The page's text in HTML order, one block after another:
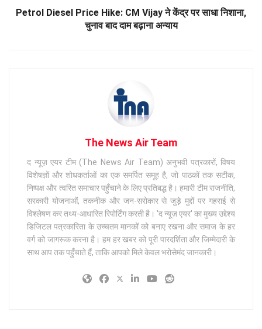
Petrol Diesel Price Hike: CM Vijay ने केंद्र पर साधा निशाना,
चुनाव बाद दाम बढ़ाना अन्याय
The News Air Team
द न्यूज़ एयर टीम (The News Air Team) अनुभवी पत्रकारों, विषय
विशेषज्ञों और शोधकर्ताओं का एक समर्पित समूह है, जो पाठकों तक सटीक,
निष्पक्ष और त्वरित समाचार पहुँचाने के लिए प्रतिबद्ध है। हमारी टीम राजनीति,
सरकारी योजनाओं, तकनीक और जन-सरोकार से जुड़े मुद्दों पर गहराई से
विश्लेषण कर तथ्य-आधारित रिपोर्टिंग करती है। 'द न्यूज़ एयर' का मुख्य उद्देश्य
डिजिटल पत्रकारिता के उच्चतम मानकों को बनाए रखना और समाज के हर
वर्ग को जागरूक करना है। हम हर खबर को पूरी पारदर्शिता और जिम्मेदारी के
साथ आप तक पहुँचाते हैं, ताकि आपको मिले केवल भरोसेमंद जानकारी।